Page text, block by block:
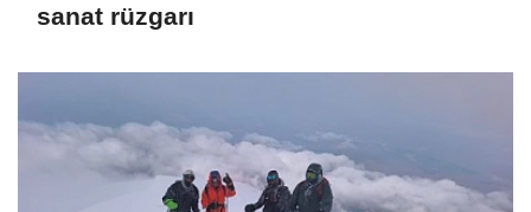
sanat rüzgarı